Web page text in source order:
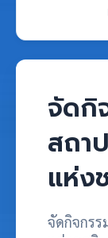
จัดกิ
สถา
แห่ง
จัดกิจกร